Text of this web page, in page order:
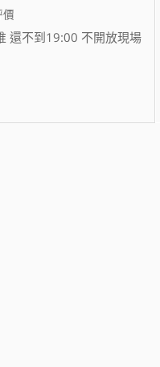
價
還不到19:00 不開放現場